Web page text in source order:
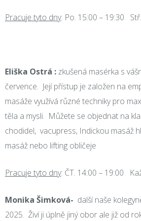
Pracuje tyto dny: Po. 15:00 – 19:30
Eliška Ostrá : zkušená masérka s
července. Její přístup je založen na
masáže využívá různé techniky pro
těla a mysli. Můžete se objednat na
chodidel, vacupress, Indickou masáž
masáž nebo lifting obličeje
Pracuje tyto dny: ČT. 14:00 – 19:00
Monika Šimková- další naše
2025. Živí ji úplně jiný obor ale již od